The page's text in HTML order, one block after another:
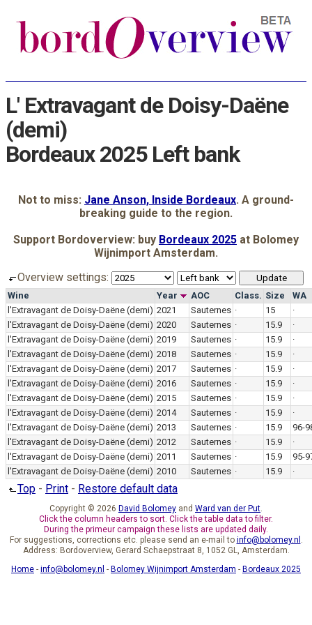
L' Extravagant de Doisy-Daëne
(demi)
Bordeaux 2025 Left bank
Not to miss: Jane Anson, Inside Bordeaux. A ground-
breaking guide to the region.
Support Bordoverview: buy Bordeaux 2025 at Bolomey
Wijnimport Amsterdam.
Overview settings:
Wine Year AOC Class. Size
WA
l'Extravagant de Doisy-Daëne (demi) 2021 Sauternes · 15
·
l'Extravagant de Doisy-Daëne (demi) 2020 Sauternes · 15.9
·
l'Extravagant de Doisy-Daëne (demi) 2019 Sauternes · 15.9
·
l'Extravagant de Doisy-Daëne (demi) 2018 Sauternes · 15.9
·
l'Extravagant de Doisy-Daëne (demi) 2017 Sauternes · 15.9
·
l'Extravagant de Doisy-Daëne (demi) 2016 Sauternes · 15.9
·
l'Extravagant de Doisy-Daëne (demi) 2015 Sauternes · 15.9
·
l'Extravagant de Doisy-Daëne (demi) 2014 Sauternes · 15.9
·
l'Extravagant de Doisy-Daëne (demi) 2013 Sauternes · 15.9
96-
l'Extravagant de Doisy-Daëne (demi) 2012 Sauternes · 15.9
·
l'Extravagant de Doisy-Daëne (demi) 2011 Sauternes · 15.9
95-
l'Extravagant de Doisy-Daëne (demi) 2010 Sauternes · 15.9 ·
Top - Print - Restore default data
Copyright © 2026 David Bolomey and Ward van der Put.
Click the column headers to sort. Click the table data to filter.
During the primeur campaign these lists are updated daily.
For suggestions, corrections etc. please send an e-mail to info@bolomey.nl .
Address: Bordoverview, Gerard Schaepstraat 8, 1052 GL, Amsterdam.
Home - info@bolomey.nl - Bolomey Wijnimport Amsterdam - Bordeaux 2025